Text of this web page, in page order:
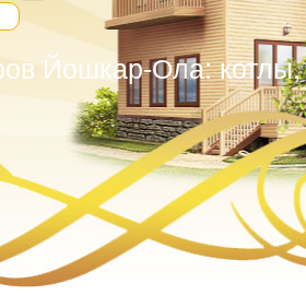
Йошкар-Ола: